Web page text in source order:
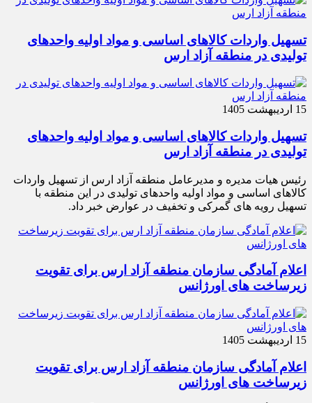
تسهیل واردات کالاهای اساسی و مواد اولیه واحدهای
تولیدی در منطقه آزاد ارس
15 اردیبهشت 1405
تسهیل واردات کالاهای اساسی و مواد اولیه واحدهای
تولیدی در منطقه آزاد ارس
رئیس هیات مدیره و مدیرعامل منطقه آزاد ارس از تسهیل واردات
کالاهای اساسی و مواد اولیه واحدهای تولیدی در این منطقه با
تسهیل رویه های گمرکی و تخفیف در عوارض خبر داد.
اعلام آمادگی سازمان منطقه آزاد ارس برای تقویت
زیرساخت‌ های اورژانس
15 اردیبهشت 1405
اعلام آمادگی سازمان منطقه آزاد ارس برای تقویت
زیرساخت‌ های اورژانس